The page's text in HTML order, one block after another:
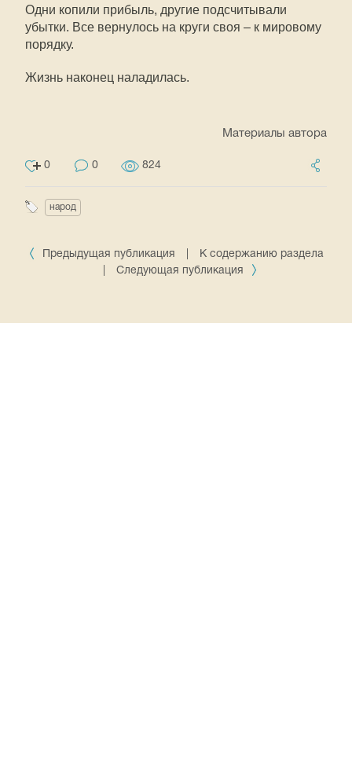
Одни копили прибыль, другие подсчитывали
убытки. Все вернулось на круги своя – к мировому
порядку.
Жизнь наконец наладилась.
Материалы автора
0 0 824
народ
Предыдущая публикация
К содержанию раздела
Следующая публикация